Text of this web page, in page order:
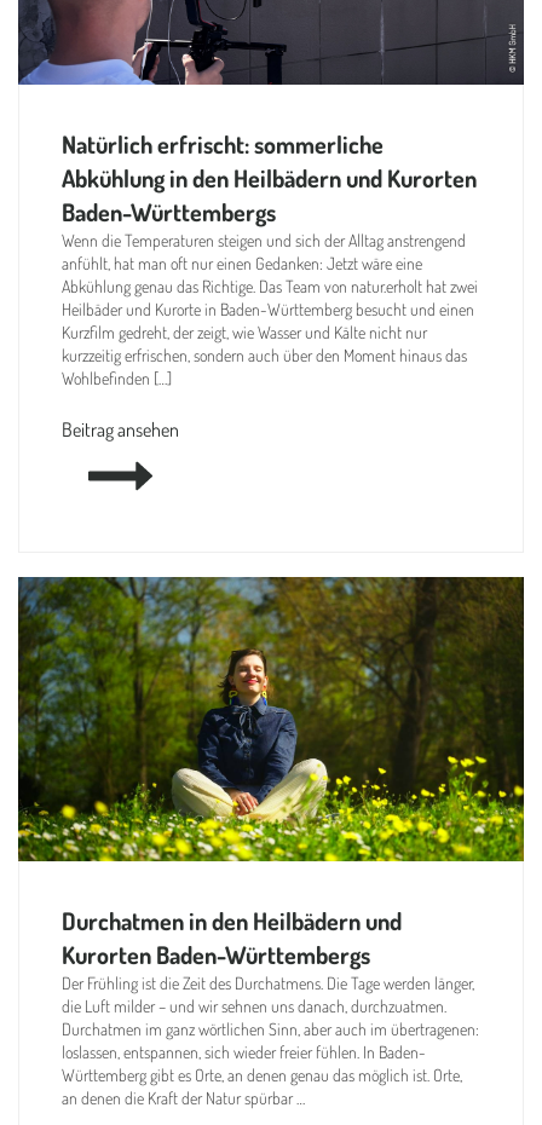
Natürlich erfrischt: sommerliche
Abkühlung in den Heilbädern und Kurorten
Baden-Württembergs
Wenn die Temperaturen steigen und sich der Alltag anstrengend
anfühlt, hat man oft nur einen Gedanken: Jetzt wäre eine
Abkühlung genau das Richtige. Das Team von natur.erholt hat zwei
Heilbäder und Kurorte in Baden-Württemberg besucht und einen
Kurzfilm gedreht, der zeigt, wie Wasser und Kälte nicht nur
kurzzeitig erfrischen, sondern auch über den Moment hinaus das
Wohlbefinden […]
Beitrag ansehen
Durchatmen in den Heilbädern und
Kurorten Baden-Württembergs
Der Frühling ist die Zeit des Durchatmens. Die Tage werden länger,
die Luft milder – und wir sehnen uns danach, durchzuatmen.
Durchatmen im ganz wörtlichen Sinn, aber auch im übertragenen:
loslassen, entspannen, sich wieder freier fühlen. In Baden-
Württemberg gibt es Orte, an denen genau das möglich ist. Orte,
an denen die Kraft der Natur spürbar …